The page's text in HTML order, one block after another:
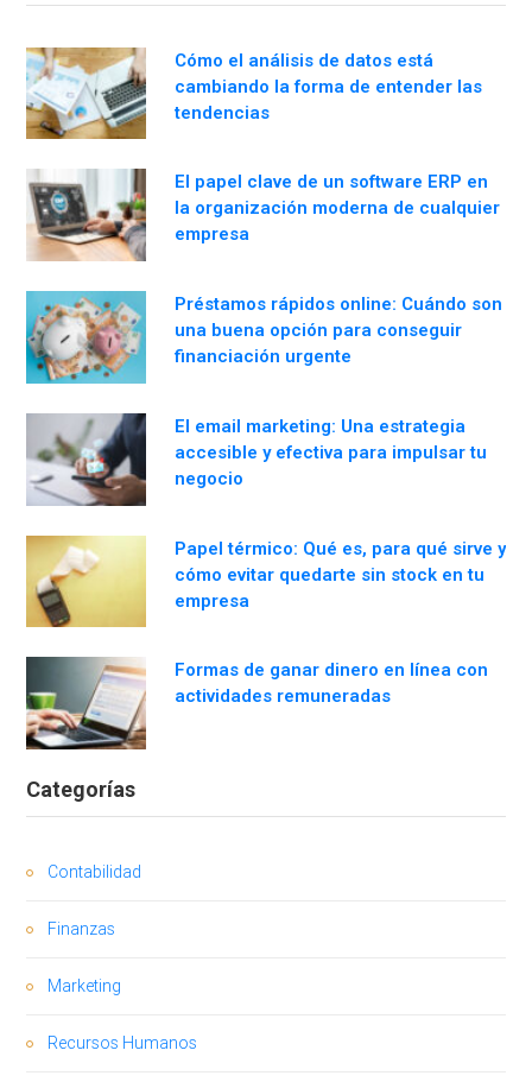
Cómo el análisis de datos está
cambiando la forma de entender las
tendencias
El papel clave de un software ERP en
la organización moderna de cualquier
empresa
Préstamos rápidos online: Cuándo son
una buena opción para conseguir
financiación urgente
El email marketing: Una estrategia
accesible y efectiva para impulsar tu
negocio
Papel térmico: Qué es, para qué sirve y
cómo evitar quedarte sin stock en tu
empresa
Formas de ganar dinero en línea con
actividades remuneradas
Categorías
Contabilidad
Finanzas
Marketing
Recursos Humanos